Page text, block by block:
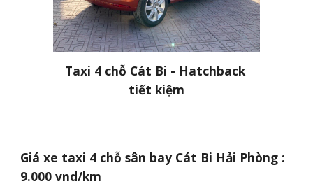
Taxi 4 chỗ Cát Bi - Hatchback
tiết kiệm
Giá xe taxi 4 chỗ sân bay Cát Bi Hải Phòng :
9.000 vnd/km